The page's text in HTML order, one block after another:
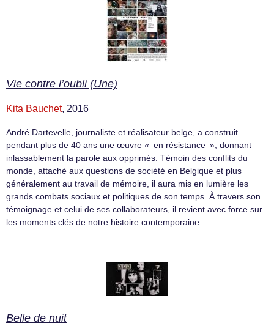
Vie contre l’oubli (Une)
Kita Bauchet, 2016
André Dartevelle, journaliste et réalisateur belge, a construit
pendant plus de 40 ans une œuvre « en résistance », donnant
inlassablement la parole aux opprimés. Témoin des conflits du
monde, attaché aux questions de société en Belgique et plus
généralement au travail de mémoire, il aura mis en lumière les
grands combats sociaux et politiques de son temps. À travers son
témoignage et celui de ses collaborateurs, il revient avec force sur
les moments clés de notre histoire contemporaine.
Belle de nuit